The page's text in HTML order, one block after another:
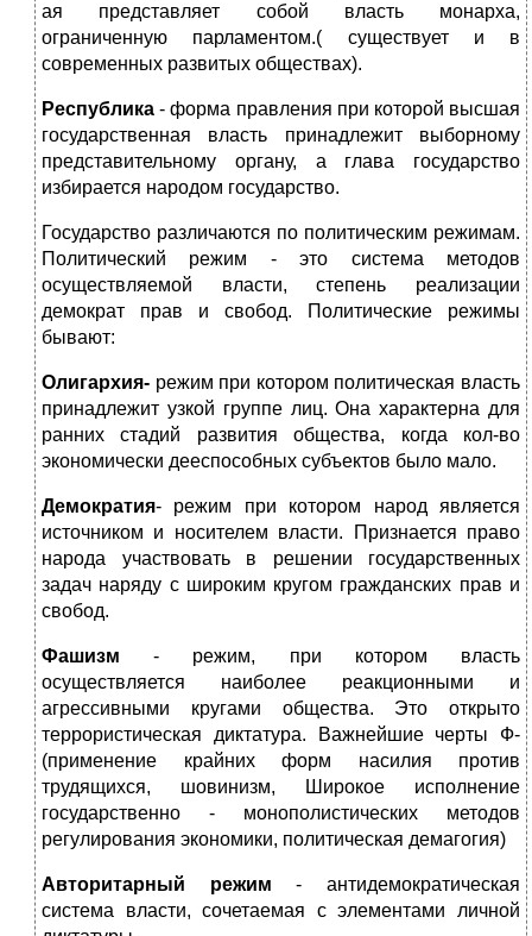
ая представляет собой власть монарха,
ограниченную парламентом.( существует и в
современных развитых обществах).
Республика- форма правления при которой высшая
государственная власть принадлежит выборному
представительному органу, а глава государство
избирается народом государство.
Государство различаются по политическим режимам.
Политический режим - это система методов
осуществляемой власти, степень реализации
демократ прав и свобод. Политические режимы
бывают:
Олигархия- режим при котором политическая власть
принадлежит узкой группе лиц. Она характерна для
ранних стадий развития общества, когда кол-во
экономически дееспособных субъектов было мало.
Демократия- режим при котором народ является
источником и носителем власти. Признается право
народа участвовать в решении государственных
задач наряду с широким кругом гражданских прав и
свобод.
Фашизм- режим, при котором власть
осуществляется наиболее реакционными и
агрессивными кругами общества. Это открыто
террористическая диктатура. Важнейшие черты Ф-
(применение крайних форм насилия против
трудящихся, шовинизм, Широкое исполнение
государственно - монополистических методов
регулирования экономики, политическая демагогия)
Авторитарный режим- антидемократическая
система власти, сочетаемая с элементами личной